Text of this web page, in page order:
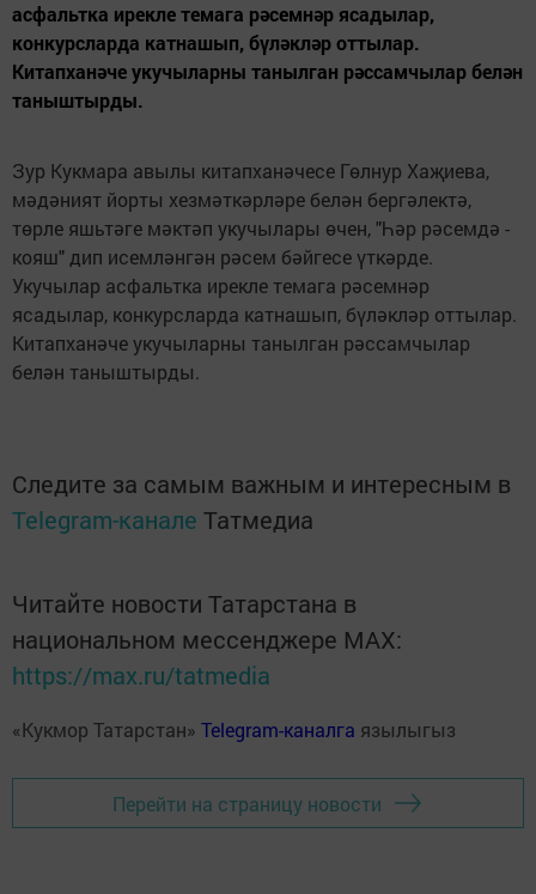
асфальтка ирекле темага рәсемнәр ясадылар,
конкурсларда катнашып, бүләкләр оттылар.
Китапханәче укучыларны танылган рәссамчылар белән
таныштырды.
Зур Кукмара авылы китапханәчесе Гөлнур Хаҗиева,
мәдәният йорты хезмәткәрләре белән бергәлектә,
төрле яшьтәге мәктәп укучылары өчен, "Һәр рәсемдә -
кояш" дип исемләнгән рәсем бәйгесе үткәрде.
Укучылар асфальтка ирекле темага рәсемнәр
ясадылар, конкурсларда катнашып, бүләкләр оттылар.
Китапханәче укучыларны танылган рәссамчылар
белән таныштырды.
Следите за самым важным и интересным в
Telegram-канале Татмедиа
Читайте новости Татарстана в
национальном мессенджере MАХ:
https://max.ru/tatmedia
«Кукмор Татарстан» Telegram-каналга язылыгыз
Перейти на страницу новости